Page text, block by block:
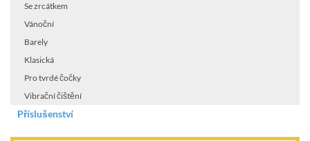
Se zrcátkem
Vánoční
Barely
Klasická
Pro tvrdé čočky
Vibrační čištění
Příslušenství